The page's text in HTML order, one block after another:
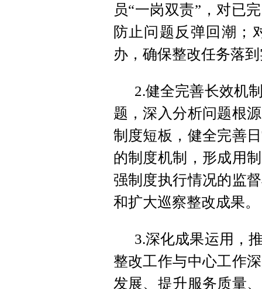
员“一岗双责”，对已
防止问题反弹回潮；
办，确保整改任务落
2.健全完善长效机
题，深入分析问题根
制度短板，健全完善
的制度机制，形成用
强制度执行情况的监
和扩大巡察整改成果。
3.深化成果运用，
整改工作与中心工作
发展、提升服务质量